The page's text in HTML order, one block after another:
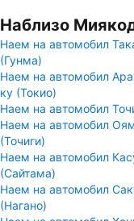
Наблизо
Наем на автомобил
(Гунма)
Наем на автомобил
ку (Токио)
Наем на автомобил
Наем на автомобил
(Точиги)
Наем на автомобил
(Сайтама)
Наем на автомобил
(Нагано)